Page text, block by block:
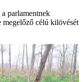
parlamentnek
megelőző célú kilövését